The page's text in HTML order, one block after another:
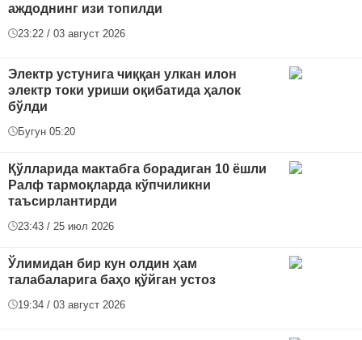
аждоднинг изи топилди
23:22 / 03 август 2026
Электр устунига чиққан улкан илон
электр токи уриши оқибатида ҳалок
бўлди
Бугун 05:20
Қўлларида мактабга борадиган 10 ёшли
Ралф тармоқларда кўпчиликни
таъсирлантирди
23:43 / 25 июл 2026
Ўлимидан бир кун олдин ҳам
талабаларига баҳо қўйган устоз
19:34 / 03 август 2026